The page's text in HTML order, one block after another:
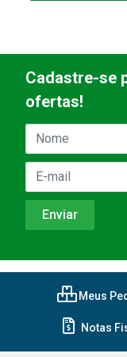
Cadastre-se
ofertas!
Meus
Notas